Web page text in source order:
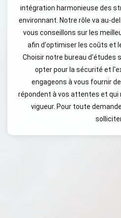
intégration harmonieuse des
environnant. Notre rôle va au-
vous conseillons sur les
afin d'optimiser les coûts et
Choisir notre bureau
opter pour la sécurité et
engageons à vous fournir
répondent à vos attentes et
vigueur. Pour toute